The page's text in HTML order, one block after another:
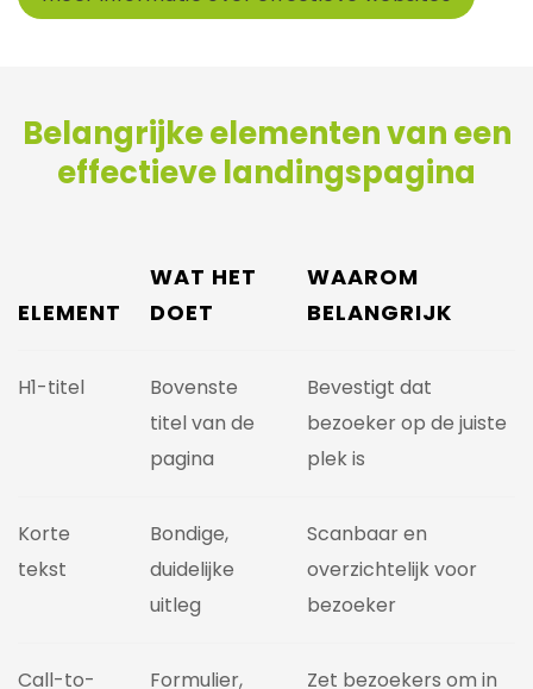
Belangrijke elementen van een
effectieve landingspagina
ELEMENT
WAT HET
DOET
WAAROM
BELANGRIJK
H1-titel
Bovenste
titel van de
pagina
Bevestigt dat
bezoeker op de juiste
plek is
Korte
tekst
Bondige,
duidelijke
uitleg
Scanbaar en
overzichtelijk voor
bezoeker
Call-to-
Formulier,
Zet bezoekers om in